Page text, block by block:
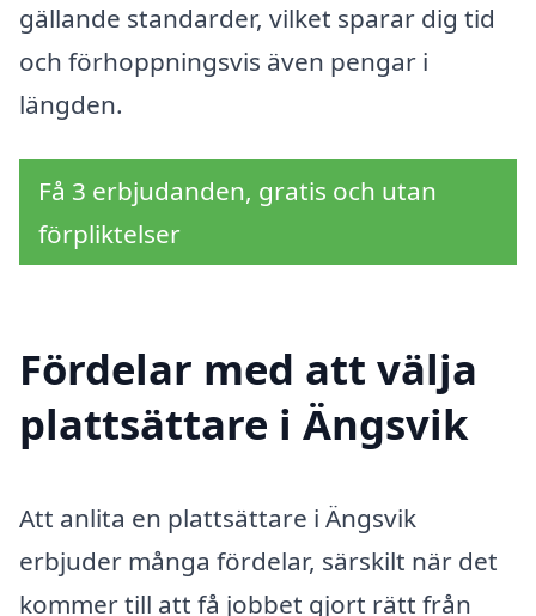
gällande standarder, vilket sparar dig tid
och förhoppningsvis även pengar i
längden.
Få 3 erbjudanden, gratis och utan
förpliktelser
Fördelar med att välja
plattsättare i Ängsvik
Att anlita en plattsättare i Ängsvik
erbjuder många fördelar, särskilt när det
kommer till att få jobbet gjort rätt från